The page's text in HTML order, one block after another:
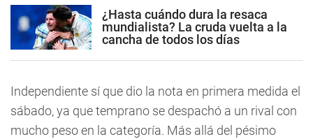
¿Hasta cuándo dura la resaca
mundialista? La cruda vuelta a la
cancha de todos los días
Independiente sí que dio la nota en primera medida el
sábado, ya que temprano se despachó a un rival con
mucho peso en la categoría. Más allá del pésimo